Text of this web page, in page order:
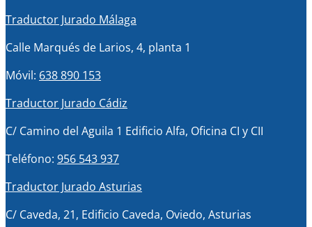
Traductor Jurado Málaga
Calle Marqués de Larios, 4, planta 1
Móvil: 638 890 153
Traductor Jurado Cádiz
C/ Camino del Aguila 1 Edificio Alfa, Oficina CI y CII
Teléfono: 956 543 937
Traductor Jurado Asturias
C/ Caveda, 21, Edificio Caveda, Oviedo, Asturias